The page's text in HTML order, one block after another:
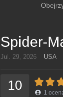
Spider-
Jul. 29, 2026 USA
10 1